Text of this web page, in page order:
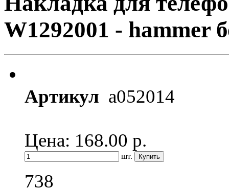
W1292001 - hammer
Артикул a052014
Цена: 168.00 р.
шт.
738